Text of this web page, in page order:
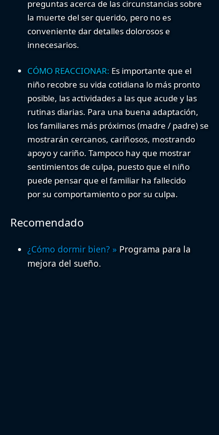
preguntas acerca de las circunstancias sobre
la muerte del ser querido, pero no es
conveniente dar detalles dolorosos e
innecesarios.
CÓMO REACCIONAR: Es importante que el
niño recobre su vida cotidiana lo más pronto
posible, las actividades a las que acude y las
rutinas diarias. Para una buena adaptación,
los familiares más próximos (madre / padre) se
mostrarán cercanos, cariñosos, mostrando
apoyo y cariño. Tampoco hay que mostrar
sentimientos de culpa, puesto que el niño
puede pensar que el familiar ha fallecido
por su comportamiento o por su culpa.
Recomendado
¿Cómo dormir bien? » Programa para la
mejora del sueño.